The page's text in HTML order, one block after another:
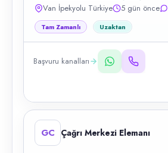
Van İpekyolu Türkiye
5 gün önce
Tam Zamanlı Uzaktan
Başvuru kanalları
GC Çağrı Merkezi Elemanı